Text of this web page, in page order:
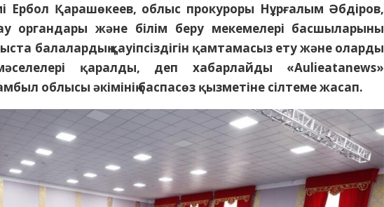
Ербол Қарашөкеев, облыс прокуроры Нұрғалым Әбдіров,
органдары және білім беру мекемелері басшыларының
балалардың қауіпсіздігін қамтамасыз ету және олардың
қаралды, деп хабарлайды «Aulieatanews»
облысы әкімінің баспасөз қызметіне сілтеме жасап.